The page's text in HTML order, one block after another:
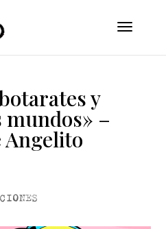
y
mundos» –
Angelito